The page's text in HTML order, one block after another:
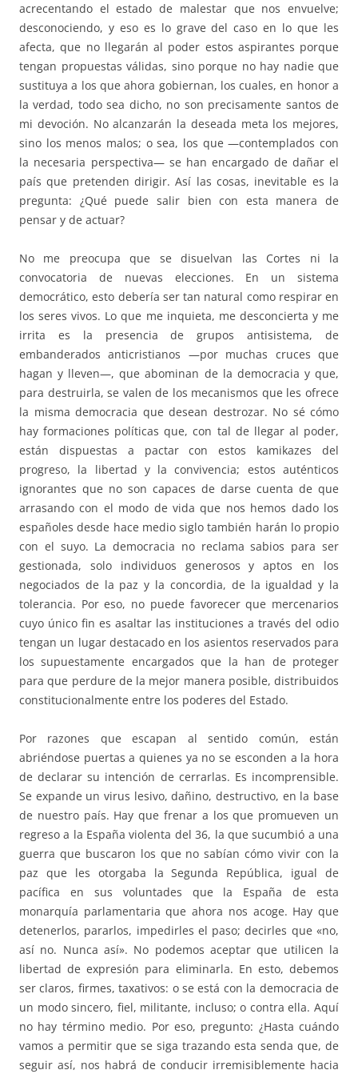
acrecentando el estado de malestar que nos envuelve;
desconociendo, y eso es lo grave del caso en lo que les
afecta, que no llegarán al poder estos aspirantes porque
tengan propuestas válidas, sino porque no hay nadie que
sustituya a los que ahora gobiernan, los cuales, en honor a
la verdad, todo sea dicho, no son precisamente santos de
mi devoción. No alcanzarán la deseada meta los mejores,
sino los menos malos; o sea, los que —contemplados con
la necesaria perspectiva— se han encargado de dañar el
país que pretenden dirigir. Así las cosas, inevitable es la
pregunta: ¿Qué puede salir bien con esta manera de
pensar y de actuar?
No me preocupa que se disuelvan las Cortes ni la
convocatoria de nuevas elecciones. En un sistema
democrático, esto debería ser tan natural como respirar en
los seres vivos. Lo que me inquieta, me desconcierta y me
irrita es la presencia de grupos antisistema, de
embanderados anticristianos —por muchas cruces que
hagan y lleven—, que abominan de la democracia y que,
para destruirla, se valen de los mecanismos que les ofrece
la misma democracia que desean destrozar. No sé cómo
hay formaciones políticas que, con tal de llegar al poder,
están dispuestas a pactar con estos kamikazes del
progreso, la libertad y la convivencia; estos auténticos
ignorantes que no son capaces de darse cuenta de que
arrasando con el modo de vida que nos hemos dado los
españoles desde hace medio siglo también harán lo propio
con el suyo. La democracia no reclama sabios para ser
gestionada, solo individuos generosos y aptos en los
negociados de la paz y la concordia, de la igualdad y la
tolerancia. Por eso, no puede favorecer que mercenarios
cuyo único fin es asaltar las instituciones a través del odio
tengan un lugar destacado en los asientos reservados para
los supuestamente encargados que la han de proteger
para que perdure de la mejor manera posible, distribuidos
constitucionalmente entre los poderes del Estado.
Por razones que escapan al sentido común, están
abriéndose puertas a quienes ya no se esconden a la hora
de declarar su intención de cerrarlas. Es incomprensible.
Se expande un virus lesivo, dañino, destructivo, en la base
de nuestro país. Hay que frenar a los que promueven un
regreso a la España violenta del 36, la que sucumbió a una
guerra que buscaron los que no sabían cómo vivir con la
paz que les otorgaba la Segunda República, igual de
pacífica en sus voluntades que la España de esta
monarquía parlamentaria que ahora nos acoge. Hay que
detenerlos, pararlos, impedirles el paso; decirles que «no,
así no. Nunca así». No podemos aceptar que utilicen la
libertad de expresión para eliminarla. En esto, debemos
ser claros, firmes, taxativos: o se está con la democracia de
un modo sincero, fiel, militante, incluso; o contra ella. Aquí
no hay término medio. Por eso, pregunto: ¿Hasta cuándo
vamos a permitir que se siga trazando esta senda que, de
seguir así, nos habrá de conducir irremisiblemente hacia